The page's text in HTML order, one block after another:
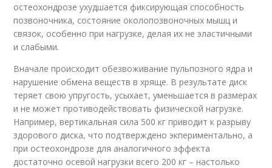
остеохондрозе ухудшается фиксирующая способность
позвоночника, состояние околопозвоночных мышц и
связок, особенно при нагрузке, делая их не эластичными
и слабыми.
Вначале происходит обезвоживание пульпозного ядра и
нарушение обмена веществ в хряще. В результате диск
теряет свою упругость, усыхает, уменьшается в размерах
и не может противодействовать физической нагрузке.
Например, вертикальная сила 500 кг приводит к разрыву
здорового диска, что подтверждено экпериментально, а
при остеохондрозе для аналогичного эффекта
достаточно осевой нагрузки всего 200 кг – настолько